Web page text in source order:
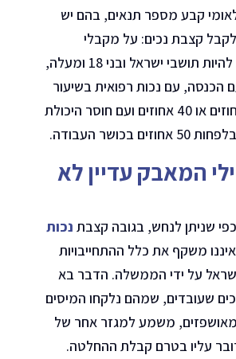
קבע מספר תנאים, בהם יש
קצבת נכים: על מקבלי
להיות תושבי ישראל ובני 18 ומעלה,
הכנסה, עם נכות רפואית בשיעור
של לפחות 60 אחוזים או 40 אחוזים ועם חוסר היכולת
בכושר העבודה.
המאבק עדיין לא
שניתן לנחש, בגובה קצבת נכות
משקף את כלל ההתחייבויות
על ידי הממשלה. הדבר בא
שעובדים, שמהם נלקחו המיסים
מאושפזים, משמע למגזר אחר של
עליו בטרם קבלת ההחלטה.